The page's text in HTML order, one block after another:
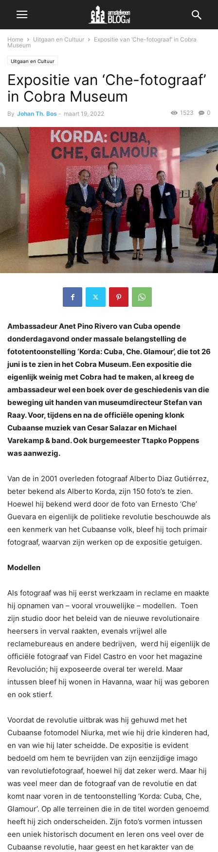
Home Uitgaan en Cultuur
Expositie van ‘Che-fotograaf’ in Cobra
Museum
Uitgaan en Cultuur
Expositie van ‘Che-fotograaf’
in Cobra Museum
By Johan Th. Bos - maart 19, 2022 0
1523
Ambassadeur Anet Pino Rivero van Cuba opende
donderdagavond onder massale belangstelling de
fototentoonstelling ‘Korda: Cuba, Che. Glamour’, die tot 26
juni is te zien in het Cobra Museum. Een expositie die
eigenlijk weinig met Cobra had te maken, al kreeg de
ambassadeur wel een boek over de geschiedenis van die
beweging uit handen van museumdirecteur Stefan van
Raay. Voor, tijdens en na de officiële opening klonk
Cubaanse muziek vanCesar Salazar en Michael
Varekamp & band. Ook burgemeester Ttapko Poppens
was aanwezig.
Van de in 2001 overleden fotograaf Alberto Diaz Gutiérrez,
beter bekend als Alberto Korda, zijn 150 foto’s te zien.
Hoewel hij bekend werd door de foto van Ernesto ‘Che’
Guevara en eigenlijk de politieke revolutie beschouwde als
een kenmerk van het Cubaanse volk, bleef hij toch primair
fotograaf, waarvan zijn werken op de expositie getuigen.
Modellen
Als fotograaf was hij eerst werkzaam in reclame en maakte
hij opnamen van – vooral vrouwelijke – modellen. Toen
zijn studio door het beleid van de nieuwe revolutionaire
heersers in verval raakten, evenals vrijwel alle
reclamebureaus en andere bedrijven, werd hij eigenlijk de
officiële fotograaf van Fidel Castro en voor het magazine
Revolución; hij exposeerde overal ter wereld. Maar
intussen bleef hij wonen in Havanna, waar hij was geboren
en ook stierf.
Voordat de revolutie uitbrak was hij gehuwd met het
Cubaanse fotomodel Niurka, met wie hij drie kinderen had,
en van wie hij later scheidde. De expositie is evident
bedoeld om hem te bevrijden van zijn eenzijdige imago
van revolutiefotograaf, hoewel hij dat zeker werd. Maar hij
was veel meer dan de fotograaf van de revolutie en dat
komt naar voren in de tentoonstelling ‘Korda: Cuba, Che,
Glamour’. Op alle terreinen die in de titel worden genoemd
heeft hij zich onderscheiden. Zijn foto’s vormen intussen
een uniek historisch document en leren ons veel over de
Cubaanse revolutie, haar geest en het karakter van de